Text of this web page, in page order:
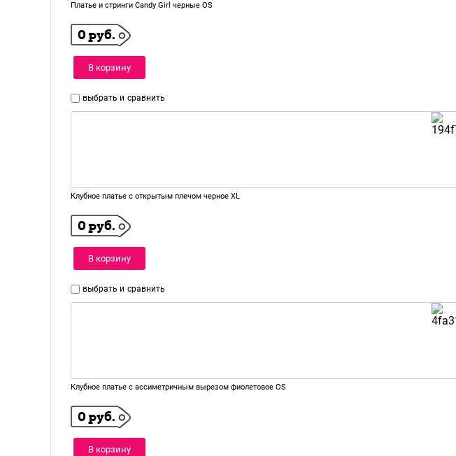
Платье и стринги Candy Girl черные OS
0 руб.
В корзину
выбрать и сравнить
Клубное платье с открытым плечом черное XL
0 руб.
В корзину
выбрать и сравнить
Клубное платье с ассиметричным вырезом фиолетовое OS
0 руб.
В корзину